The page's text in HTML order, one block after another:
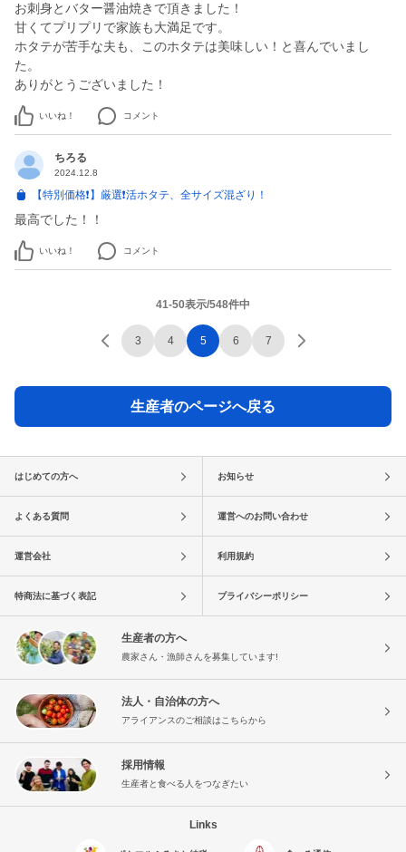
お刺身とバター醤油焼きで頂きました！
甘くてプリプリで家族も大満足です。
ホタテが苦手な夫も、このホタテは美味しい！と喜んでいまし
た。
ありがとうございました！
いいね！ コメント
ちろる
2024.12.8
【特別価格❗️】厳選❗️活ホタテ、全サイズ混ざり！
最高でした！！
いいね！ コメント
41-50表示/548件中
3 4 5 6 7
生産者のページへ戻る
はじめての方へ お知らせ
よくある質問 運営へのお問い合わせ
運営会社 利用規約
特商法に基づく表記 プライバシーポリシー
生産者の方へ
農家さん・漁師さんを募集しています!
法人・自治体の方へ
アライアンスのご相談はこちらから
採用情報
生産者と食べる人をつなぎたい
Links